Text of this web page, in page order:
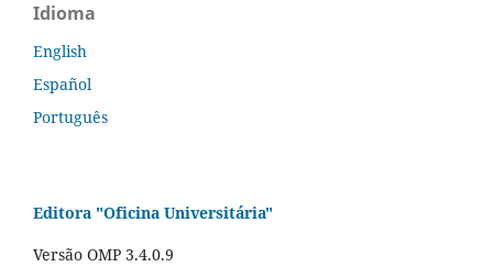
Idioma
English
Español
Português
Editora "Oficina Universitária"
Versão OMP 3.4.0.9